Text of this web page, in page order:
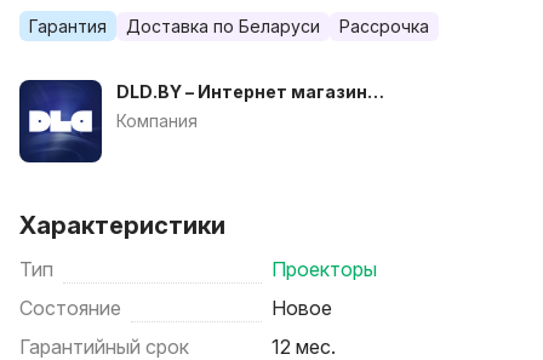
Гарантия
Доставка по Беларуси Рассрочка
DLD.BY – Интернет магазин
проекторов
Компания
Характеристики
Тип
Проекторы
Состояние
Новое
Гарантийный срок
12 мес.